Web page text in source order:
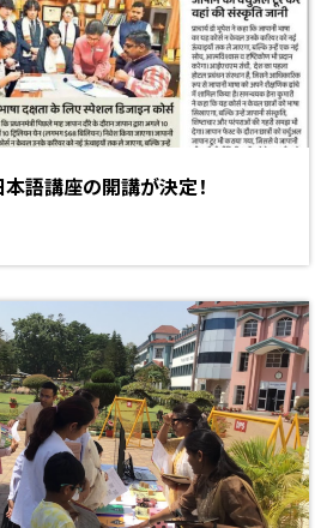
語講座の開講が決定！